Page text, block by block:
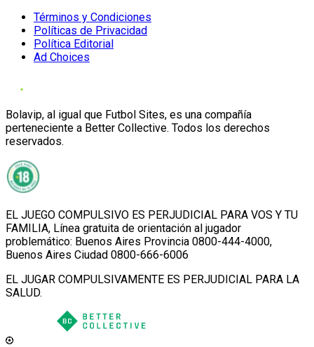
Términos y Condiciones
Políticas de Privacidad
Política Editorial
Ad Choices
Bolavip, al igual que Futbol Sites, es una compañía
perteneciente a Better Collective. Todos los derechos
reservados.
EL JUEGO COMPULSIVO ES PERJUDICIAL PARA VOS Y TU
FAMILIA, Línea gratuita de orientación al jugador
problemático: Buenos Aires Provincia 0800-444-4000,
Buenos Aires Ciudad 0800-666-6006
EL JUGAR COMPULSIVAMENTE ES PERJUDICIAL PARA LA
SALUD.